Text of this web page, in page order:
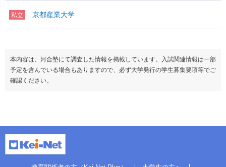
私立 京都産業大学
本内容は、河合塾にて調査した情報を掲載しています。入試関連情報は一部
予定を含んでいる場合もありますので、必ず大学発行の学生募集要項等でご
確認ください。